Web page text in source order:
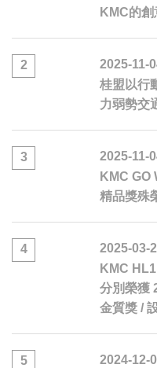
KMC的
2
2025-11-
桂盟以行
力弱勢交
3
2025-11-
KMC GO
精品獎殊
4
2025-03-
KMC
分別榮獲
金質獎 /
5
2024-12-